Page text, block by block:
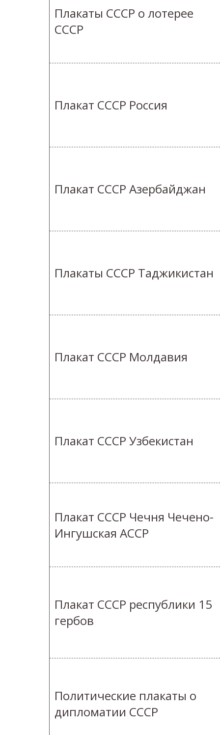
Плакаты СССР о лотерее
СССР
Плакат СССР Россия
Плакат СССР Азербайджан
Плакаты СССР Таджикистан
Плакат СССР Молдавия
Плакат СССР Узбекистан
Плакат СССР Чечня Чечено-
Ингушская АССР
Плакат СССР республики 15
гербов
Политические плакаты о
дипломатии СССР